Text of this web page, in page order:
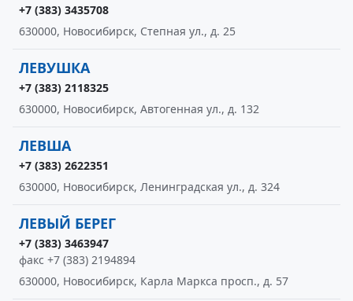
+7 (383) 3435708
630000, Новосибирск, Степная ул., д. 25
ЛЕВУШКА
+7 (383) 2118325
630000, Новосибирск, Автогенная ул., д. 132
ЛЕВША
+7 (383) 2622351
630000, Новосибирск, Ленинградская ул., д. 324
ЛЕВЫЙ БЕРЕГ
+7 (383) 3463947
факс +7 (383) 2194894
630000, Новосибирск, Карла Маркса просп., д. 57